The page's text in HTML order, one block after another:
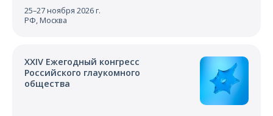
25–27 ноября 2026 г.
РФ, Москва
XXIV Ежегодный конгресс
Российского глаукомного
общества